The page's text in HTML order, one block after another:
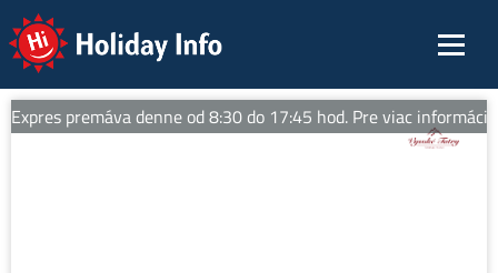
Holiday Info
premáva denne od 8:30 do 17:45 hod. Pre viac